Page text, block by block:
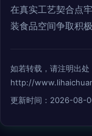
在真实工艺契合点
装食品空间争取积
如若转载，请注明出处
http://
更新时间：2026-08-